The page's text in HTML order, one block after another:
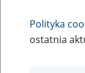
21
December
2021
Polityka
ostatnia